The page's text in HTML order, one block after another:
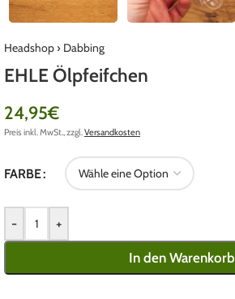
Headshop› Dabbing
EHLE Ölpfeifchen
24,95€
Preis inkl. MwSt., zzgl.Versandkosten
FARBE
- +
In den Warenkorb